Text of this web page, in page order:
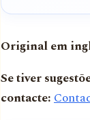
Original em
Se tiver
contacte: